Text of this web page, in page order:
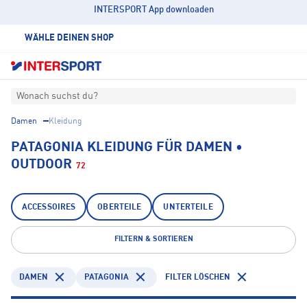
INTERSPORT App downloaden
WÄHLE DEINEN SHOP
Wonach suchst du?
Damen Kleidung
PATAGONIA KLEIDUNG FÜR DAMEN •
OUTDOOR 72
ACCESSOIRES OBERTEILE UNTERTEILE
FILTERN & SORTIEREN
DAMEN PATAGONIA FILTER LÖSCHEN